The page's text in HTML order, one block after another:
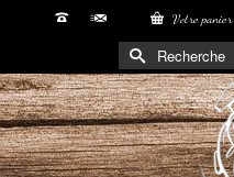
Votre panier
Rechercher :